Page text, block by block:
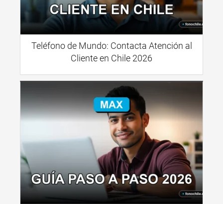
Teléfono de Mundo: Contacta Atención al
Cliente en Chile 2026